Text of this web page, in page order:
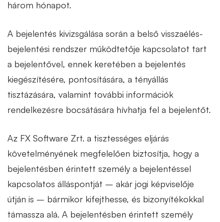
három hónapot.
A bejelentés kivizsgálása során a belső visszaélés-
bejelentési rendszer működtetője kapcsolatot tart
a bejelentővel, ennek keretében a bejelentés
kiegészítésére, pontosítására, a tényállás
tisztázására, valamint további információk
rendelkezésre bocsátására hívhatja fel a bejelentőt.
Az FX Software Zrt. a tisztességes eljárás
követelményének megfelelően biztosítja, hogy a
bejelentésben érintett személy a bejelentéssel
kapcsolatos álláspontját – akár jogi képviselője
útján is – bármikor kifejthesse, és bizonyítékokkal
támassza alá. A bejelentésben érintett személy